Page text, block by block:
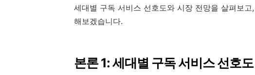
세대별 구독 서비스 선호도와 시장 전망을 살펴보
해보겠습니다.
본론 1: 세대별 구독 서비스 선호